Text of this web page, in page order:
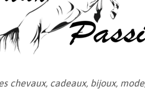
chevaux, cadeaux, bijoux,